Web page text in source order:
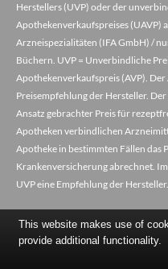
Herstellers (UVP) oder der
Apothekenverkaufspreises (UAVP)
Arzneispezialitäten (IFA GmbH) /
Büchern. UVP = Unverbindliche
Apothekenverkaufspreis (AVP).
Preisempfehlung der Hersteller.
Ansatz gebrachter Preis für
Apotheken verbindlichen
Apotheke in bestimmten Fällen das
Krankenversicherung abrechnet.
UVP eine Empfehlung der Hersteller.
This website makes use of
provide additional functionality.